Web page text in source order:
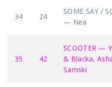
34 24
SOME SAY /
— Nea
35 42
SCOOTER —
& Blacka,
Samski